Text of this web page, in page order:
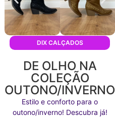
DIX CALÇADOS
DE OLHO NA
COLEÇÃO
OUTONO/INVERNO
Estilo e conforto para o
outono/inverno! Descubra já!